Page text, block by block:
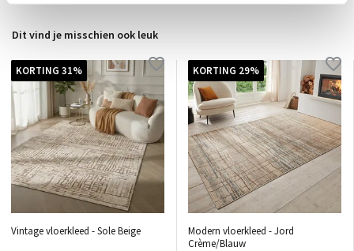
Dit vind je misschien ook leuk
KORTING 31%
Vintage vloerkleed - Sole Beige
KORTING 29%
Modern vloerkleed - Jord
Crème/Blauw